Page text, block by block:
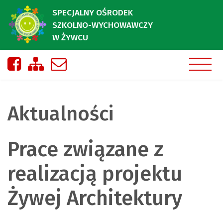
SPECJALNY OŚRODEK
SZKOLNO-WYCHOWAWCZY
W ŻYWCU
Nasza strona na Facebooku
Zobacz mapę strony
Aktualności
Prace związane z
realizacją projektu
Żywej Architektury